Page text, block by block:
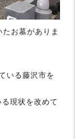
お墓がありま
いる藤沢市を
現状を改めて